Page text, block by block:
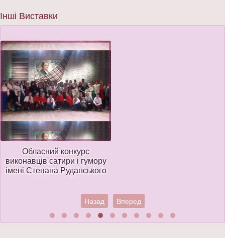
Інші Виставки
Обласний конкурс
виконавців сатири і гумору
імені Степана Руданського
Назад Вперед